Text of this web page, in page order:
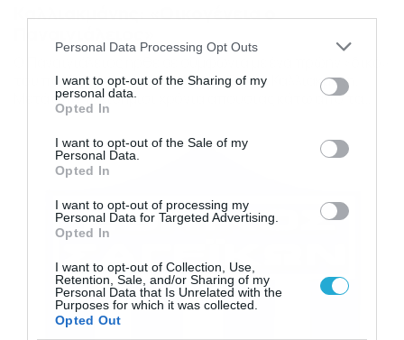
Please note that this website/app uses one or more Google
not limited to your visit or usage behaviour. You may click to
grant or deny consent to Google and its third-party tags to
use your data for below specified purposes in below Google
consent section.
Personal Data Processing Opt Outs
I want to opt-out of the Sharing of my
personal data.
Opted In
I want to opt-out of the Sale of my
Personal Data.
Opted In
I want to opt-out of processing my
Personal Data for Targeted Advertising.
Opted In
I want to opt-out of Collection, Use,
Retention, Sale, and/or Sharing of my
Personal Data that Is Unrelated with the
Purposes for which it was collected.
Opted Out
Καλλιακμάνης: «Οικογένεια ο
του παιδί, τον τερματοφύλακα, Γιάννη Καλλιακμάνη.
Μετά από τρεισήμισι χρόνια απουσίας κάτω από τα
δοκάρια της ομάδας του Αιγίου, ο 25χρονος άσος
επιστρέφει στα λημέρια του. Η προηγούμενη θητεία
στους «μελανόλευκους»,ήταν την αγωνιστική περίοδο
2009-2010. Ωστόσο μέχρι πρότινος αγωνίζονταν στη Γ